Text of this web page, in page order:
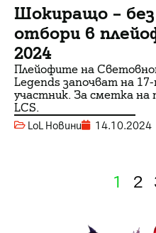
Шокиращо –
отбори в
2024
Плейофите на
Legends започват на
участник. За сметка
LCS.
LoL Новини 14.10.2024
1 2